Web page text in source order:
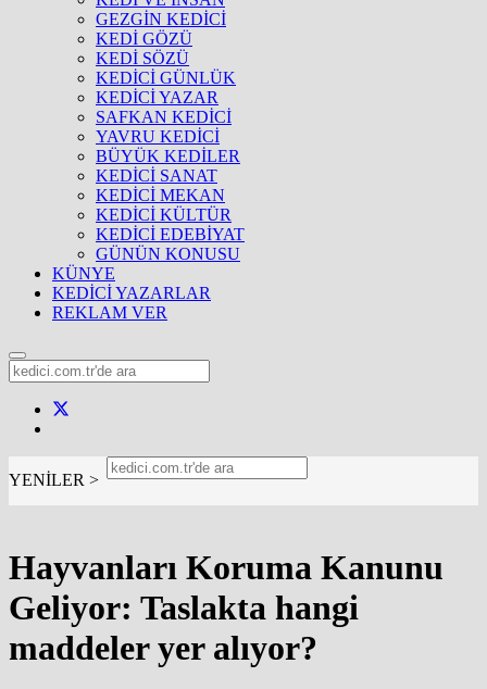
GEZGİN KEDİCİ
KEDİ GÖZÜ
KEDİ SÖZÜ
KEDİCİ GÜNLÜK
KEDİCİ YAZAR
SAFKAN KEDİCİ
YAVRU KEDİCİ
BÜYÜK KEDİLER
KEDİCİ SANAT
KEDİCİ MEKAN
KEDİCİ KÜLTÜR
KEDİCİ EDEBİYAT
GÜNÜN KONUSU
KÜNYE
KEDİCİ YAZARLAR
REKLAM VER
YENİLER >
Hayvanları Koruma Kanunu
Geliyor: Taslakta hangi
maddeler yer alıyor?